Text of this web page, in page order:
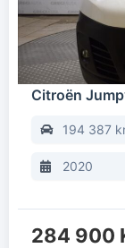
Citroën
194 387
2020
284 900